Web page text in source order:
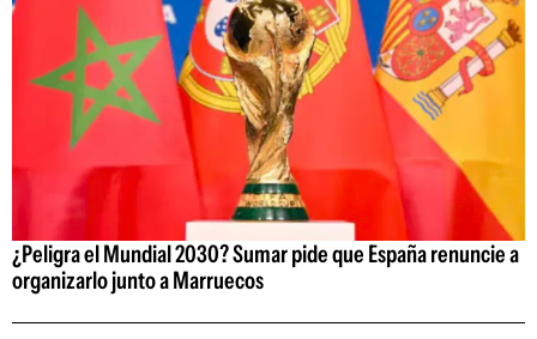
¿Peligra el Mundial 2030? Sumar pide que España renuncie a
organizarlo junto a Marruecos